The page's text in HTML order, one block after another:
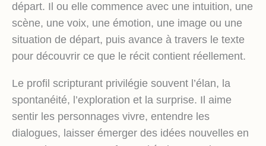
départ. Il ou elle commence avec une intuition, une
scène, une voix, une émotion, une image ou une
situation de départ, puis avance à travers le texte
pour découvrir ce que le récit contient réellement.
Le profil scripturant privilégie souvent l’élan, la
spontanéité, l’exploration et la surprise. Il aime
sentir les personnages vivre, entendre les
dialogues, laisser émerger des idées nouvelles en